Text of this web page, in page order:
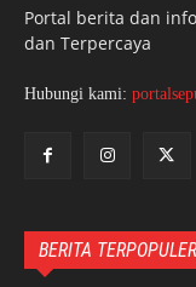
Portal berita dan
dan Terpercaya
Hubungi kami:
BERITA TERPOPULER